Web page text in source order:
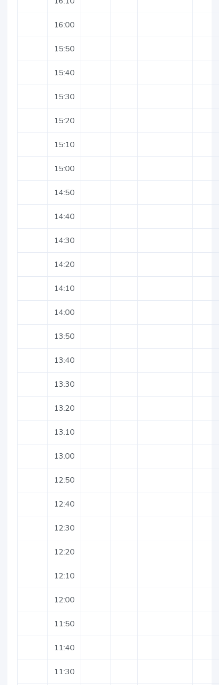
16:00
15:50
15:40
15:30
15:20
15:10
15:00
14:50
14:40
14:30
14:20
14:10
14:00
13:50
13:40
13:30
13:20
13:10
13:00
12:50
12:40
12:30
12:20
12:10
12:00
11:50
11:40
11:30